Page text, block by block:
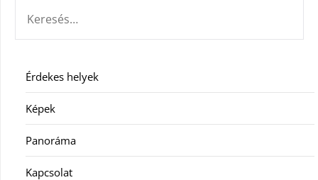
Érdekes helyek
Képek
Panoráma
Kapcsolat